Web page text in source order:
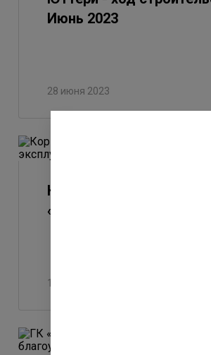
Июнь 2023
28 июня 2023
Корпус 7 финского
«Юттери» введен в
10 апреля 2023